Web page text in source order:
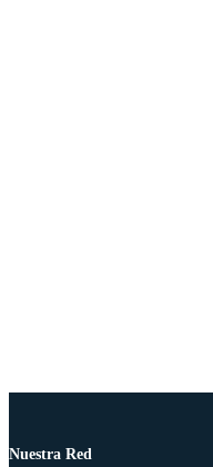
Nuestra Red